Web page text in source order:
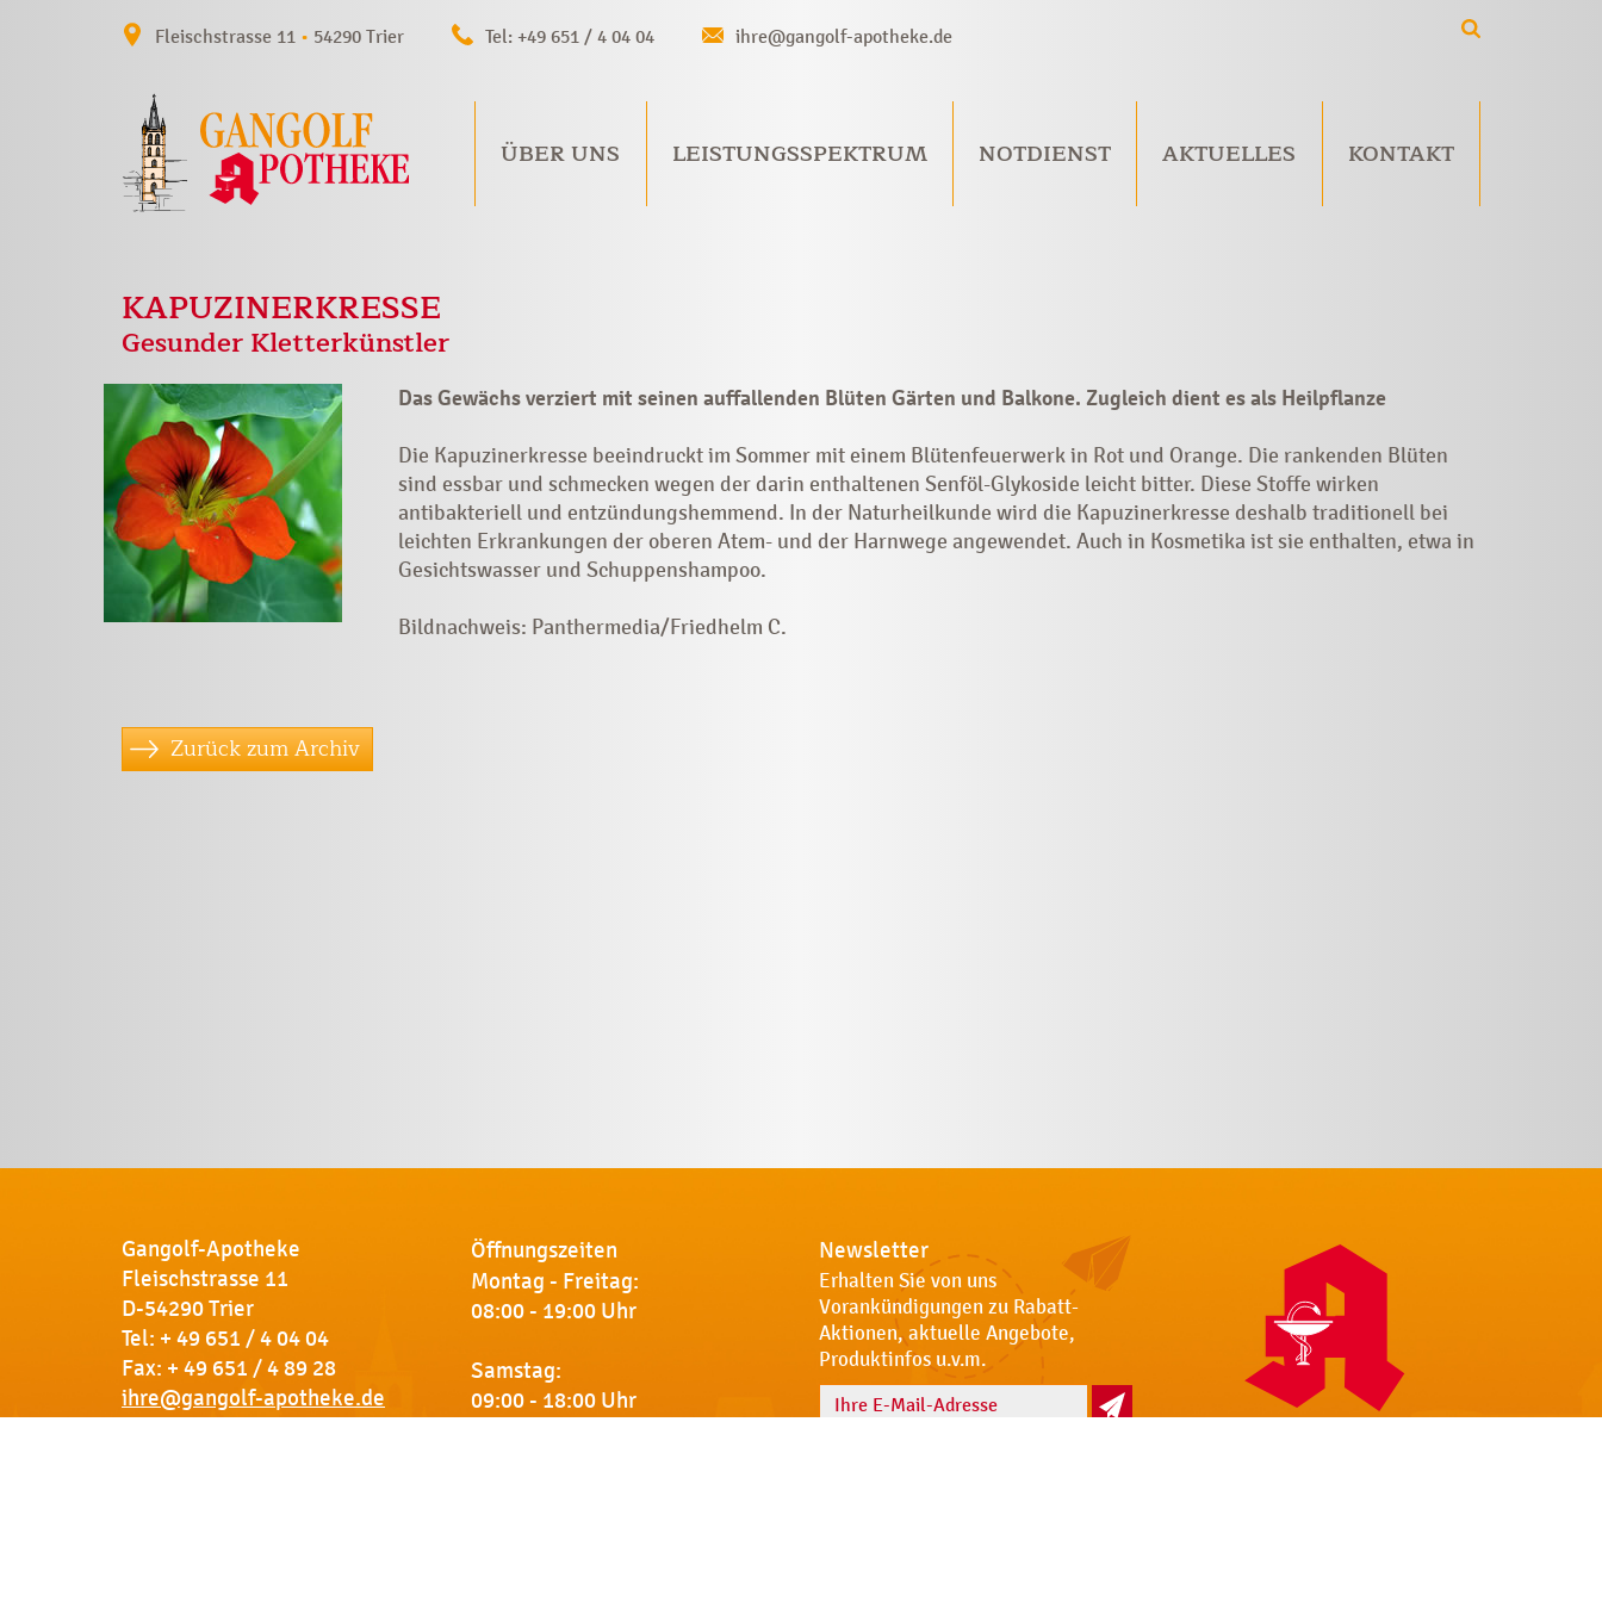
Fleischstrasse 11 • 54290 Trier Tel: +49 651 / 4 04 04 ihre@gangolf-apotheke.de
ÜBER UNS LEISTUNGSSPEKTRUM NOTDIENST AKTUELLES KONTAKT
KAPUZINERKRESSE
Gesunder Kletterkünstler
Das Gewächs verziert mit seinen auffallenden Blüten Gärten und Balkone. Zugleich dient es als Heilpflanze
Die Kapuzinerkresse beeindruckt im Sommer mit einem Blütenfeuerwerk in Rot und Orange. Die rankenden Blüten
sind essbar und schmecken wegen der darin enthaltenen Senföl-Glykoside leicht bitter. Diese Stoffe wirken
antibakteriell und entzündungshemmend. In der Naturheilkunde wird die Kapuzinerkresse deshalb traditionell bei
leichten Erkrankungen der oberen Atem- und der Harn­wege angewendet. Auch in Kosmetika ist sie enthalten, etwa in
Gesichtswasser und Schuppenshampoo.
Bildnachweis: Panthermedia/Friedhelm C.
Zurück zum Archiv
Gangolf-Apotheke
Fleischstrasse 11
D-54290 Trier
Tel: + 49 651 / 4 04 04
Fax: + 49 651 / 4 89 28
ihre@gangolf-apotheke.de
Öffnungszeiten
Montag - Freitag:
08:00 - 19:00 Uhr
Samstag:
09:00 - 18:00 Uhr
Newsletter
Erhalten Sie von uns
Vorankündigungen zu Rabatt-
Aktionen, aktuelle Angebote,
Produktinfos u.v.m.
Name